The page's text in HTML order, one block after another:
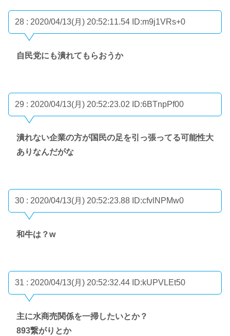
28 : 2020/04/13(月) 20:52:11.54 ID:m9j1VRs+0
自民党にも潰れてもらおうか
29 : 2020/04/13(月) 20:52:23.02 ID:6BTnpPf00
潰れない企業の方が国民の足を引っ張ってる可能性大
ありなんだがな
30 : 2020/04/13(月) 20:52:23.88 ID:cfvlNPMw0
和牛は？w
31 : 2020/04/13(月) 20:52:32.44 ID:kUPVLEt50
主に水商売関係を一掃したいとか？
893繋がりとか